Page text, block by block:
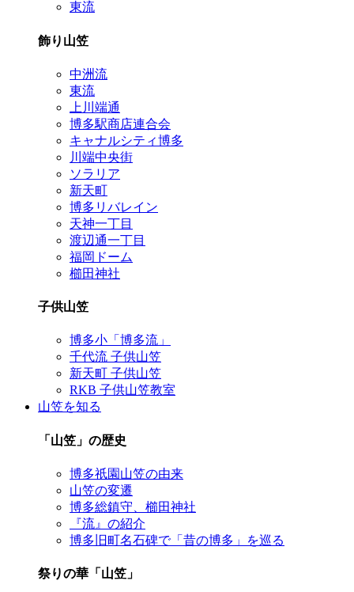
東流
飾り山笠
中洲流
東流
上川端通
博多駅商店連合会
キャナルシティ博多
川端中央街
ソラリア
新天町
博多リバレイン
天神一丁目
渡辺通一丁目
福岡ドーム
櫛田神社
子供山笠
博多小「博多流」
千代流 子供山笠
新天町 子供山笠
RKB 子供山笠教室
山笠を知る
「山笠」の歴史
博多祇園山笠の由来
山笠の変遷
博多総鎮守、櫛田神社
『流』の紹介
博多旧町名石碑で「昔の博多」を巡る
祭りの華「山笠」